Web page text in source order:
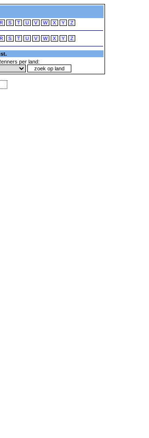
R S T U V W X Y Z
R S T U V W X Y Z
per land: